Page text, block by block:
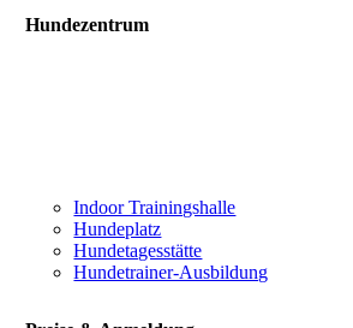
Hundezentrum
Indoor Trainingshalle
Hundeplatz
Hundetagesstätte
Hundetrainer-Ausbildung